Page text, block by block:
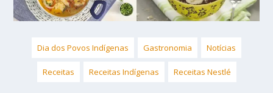
Dia dos Povos Indígenas Gastronomia Notícias
Receitas Receitas Indígenas Receitas Nestlé